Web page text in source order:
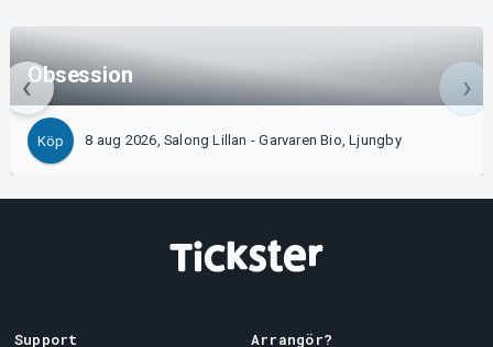
Obsession
Köp 8 aug 2026, Salong Lillan - Garvaren Bio, Ljungby
Support Arrangör?